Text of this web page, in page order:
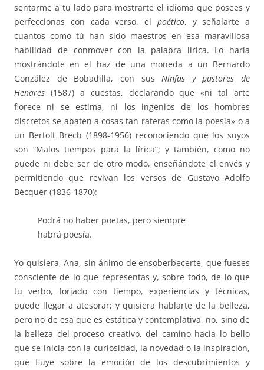
sentarme a tu lado para mostrarte el idioma que posees y
perfeccionas con cada verso, el poético, y señalarte a
cuantos como tú han sido maestros en esa maravillosa
habilidad de conmover con la palabra lírica. Lo haría
mostrándote en el haz de una moneda a un Bernardo
González de Bobadilla, con susNinfas y pastores de
Henares (1587) a cuestas, declarando que «ni tal arte
florece ni se estima, ni los ingenios de los hombres
discretos se abaten a cosas tan rateras como la poesía» o a
un Bertolt Brech (1898-1956) reconociendo que los suyos
son “Malos tiempos para la lírica”; y también, como no
puede ni debe ser de otro modo, enseñándote el envés y
permitiendo que revivan los versos de Gustavo Adolfo
Bécquer (1836-1870):
Podrá no haber poetas, pero siempre
habrá poesía.
Yo quisiera, Ana, sin ánimo de ensoberbecerte, que fueses
consciente de lo que representas y, sobre todo, de lo que
tu verbo, forjado con tiempo, experiencias y técnicas,
puede llegar a atesorar; y quisiera hablarte de la belleza,
pero no de esa que es estática y contemplativa, no, sino de
la belleza del proceso creativo, del camino hacia lo bello
que se inicia con la curiosidad, la novedad o la inspiración,
que fluye sobre la emoción de los descubrimientos y